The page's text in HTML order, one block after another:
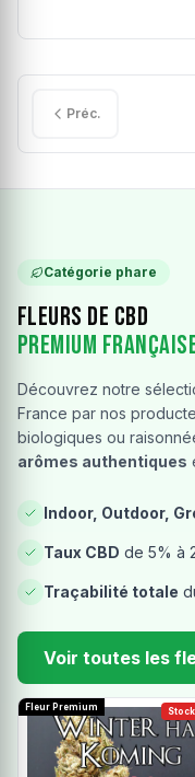
Préc.
Catégorie phare
Fleurs de CBD
Premium
Découvrez notre
France par nos
biologiques ou
arômes authentiques
Indoor, Outdoor,
Taux CBD de 5% à
Traçabilité totale
Voir toutes les
Fleur Premium